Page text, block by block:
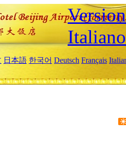
Italiano
日本語 한국어 Deutsch Français